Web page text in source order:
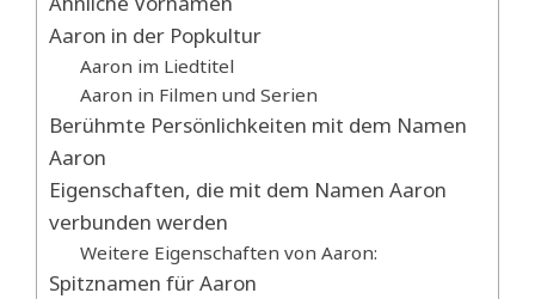
Aaron in der Popkultur
Aaron im Liedtitel
Aaron in Filmen und Serien
Berühmte Persönlichkeiten mit dem Namen
Aaron
Eigenschaften, die mit dem Namen Aaron
verbunden werden
Weitere Eigenschaften von Aaron:
Spitznamen für Aaron